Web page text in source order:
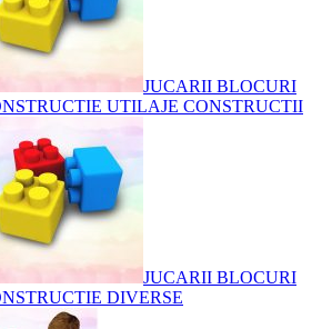
JUCARII BLOCURI
UTILAJE CONSTRUCTII
JUCARII BLOCURI
DIVERSE